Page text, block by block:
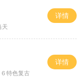
天
详情
特色复古
详情